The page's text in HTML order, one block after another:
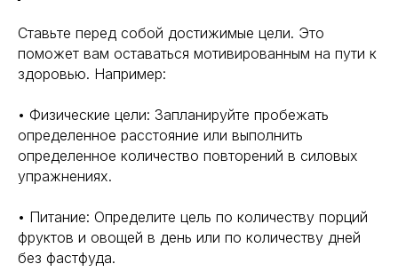
Ставьте перед собой достижимые цели. Это
поможет вам оставаться мотивированным на пути к
здоровью. Например:
• Физические цели: Запланируйте пробежать
определенное расстояние или выполнить
определенное количество повторений в силовых
упражнениях.
• Питание: Определите цель по количеству порций
фруктов и овощей в день или по количеству дней
без фастфуда.
Гормоны
Генная инженерия
Биохакинг
Восприятие
Ментальное здоровье
Внутренняя инженерия
Криоскопия
Ноотропы
Социальные сети
О компании
Уникальность
Исследования
9772524455@mail.ru
+7(977)252-44-55
109012, Россия, Москва
ул. Охотный ряд, д. 2
Пн-Пт 9:00- 19:00